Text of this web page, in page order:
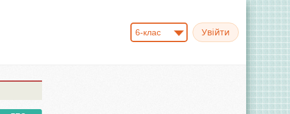
6-клас